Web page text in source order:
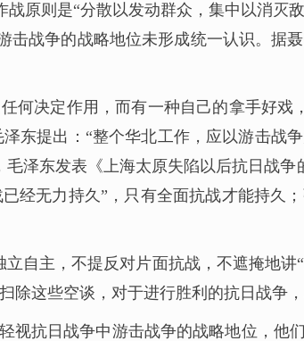
原则是“分散以发动群众，集中以消灭
战争的战略地位未形成统一认识。据
何决定作用，而有一种自己的拿手好戏
东提出：“整个华北工作，应以游击战
泽东发表《上海太原失陷以后抗日战
经无力持久”，只有全面抗战才能持久
自主，不提反对片面抗战，不遮掩地
这些空谈，对于进行胜利的抗日战争，
抗日战争中游击战争的战略地位，他